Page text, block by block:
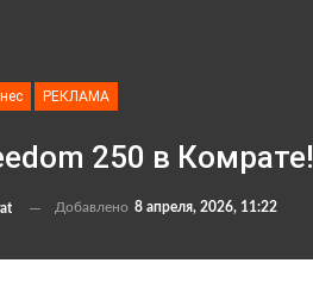
РЕКЛАМА
250 в Комрате!
Добавлено 8 апреля, 2026, 11:22